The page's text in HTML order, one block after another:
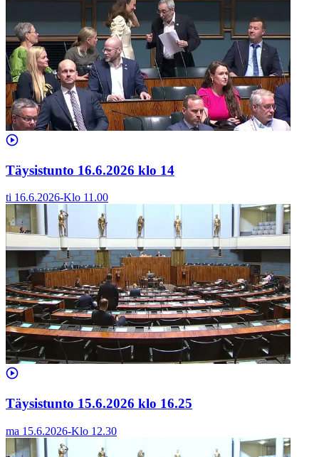
Täysistunto 16.6.2026 klo 14
ti 16.6.2026-Klo 11.00
Täysistunto 15.6.2026 klo 16.25
ma 15.6.2026-Klo 12.30